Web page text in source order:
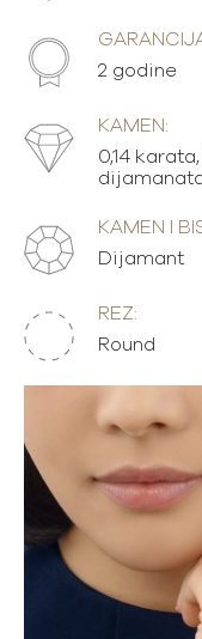
2 godine
KAMEN:
0,14
KAMEN I
Dijamant
REZ:
Round